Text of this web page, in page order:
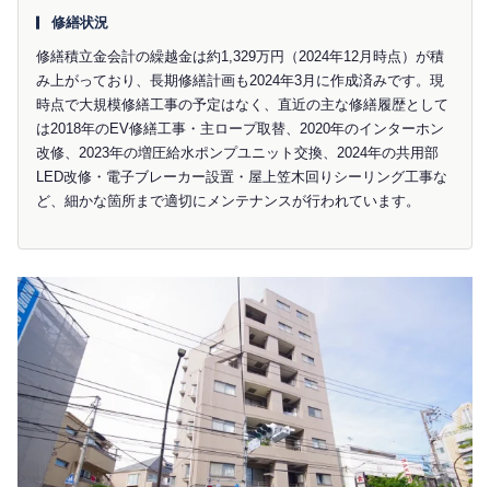
修繕状況
修繕積立金会計の繰越金は約1,329万円（2024年12月時点）が積
み上がっており、長期修繕計画も2024年3月に作成済みです。現
時点で大規模修繕工事の予定はなく、直近の主な修繕履歴として
は2018年のEV修繕工事・主ロープ取替、2020年のインターホン
改修、2023年の増圧給水ポンプユニット交換、2024年の共用部
LED改修・電子ブレーカー設置・屋上笠木回りシーリング工事な
ど、細かな箇所まで適切にメンテナンスが行われています。